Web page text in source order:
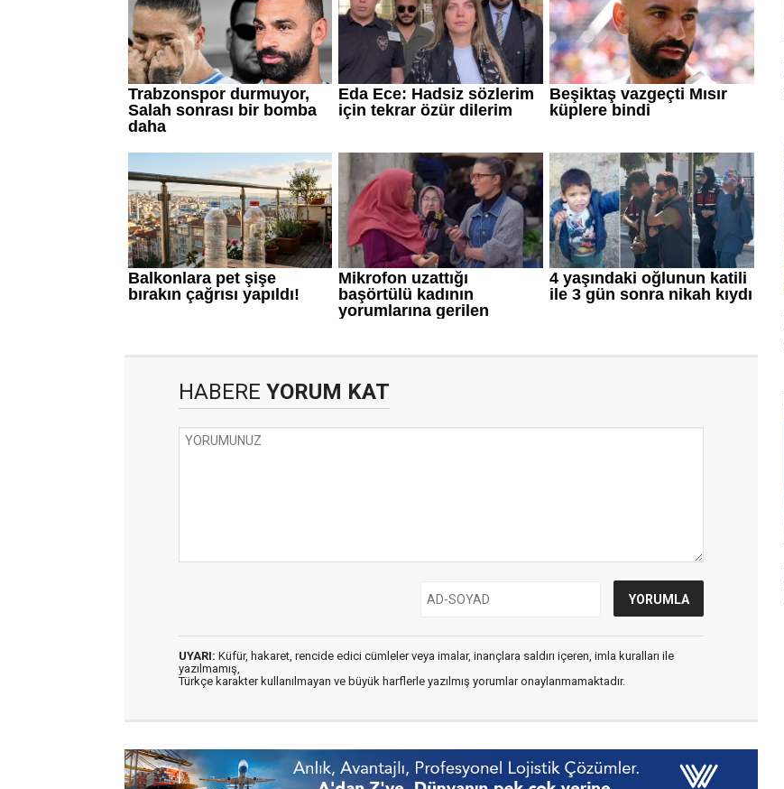
HABERE YORUM KAT
UYARI: Küfür, hakaret, rencide edici cümleler veya imalar, inançlara saldırı içeren, imla kuralları ile
yazılmamış,
Türkçe karakter kullanılmayan ve büyük harflerle yazılmış yorumlar onaylanmamaktadır.